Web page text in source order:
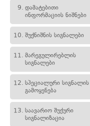
9. დამატებითი
ინფორმაციის ნიშნები
10. შუქნიშნის სიგნალები
11. მარეგულირებლის
სიგნალები
12. სპეციალური სიგნალის
გამოყენება
13. საავარიო შუქური
სიგნალიზაცია